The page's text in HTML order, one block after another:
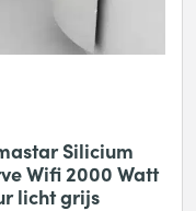
Silicium
Wifi 2000 Watt
licht grijs